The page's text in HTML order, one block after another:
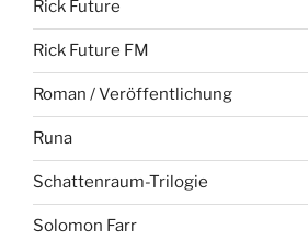
Rick Future
Rick Future FM
Roman / Veröffentlichung
Runa
Schattenraum-Trilogie
Solomon Farr